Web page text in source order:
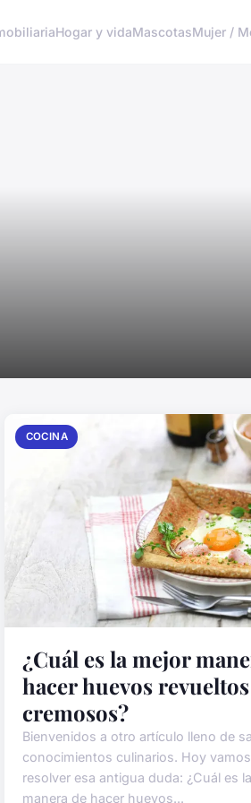
Hogar y vidaMascotasMujer /
COCINA
¿Cuál es la mejor
hacer huevos revueltos
cremosos?
Bienvenidos a otro artículo lleno de
conocimientos culinarios. Hoy
resolver esa antigua duda: ¿Cuál es
manera de hacer huevos...